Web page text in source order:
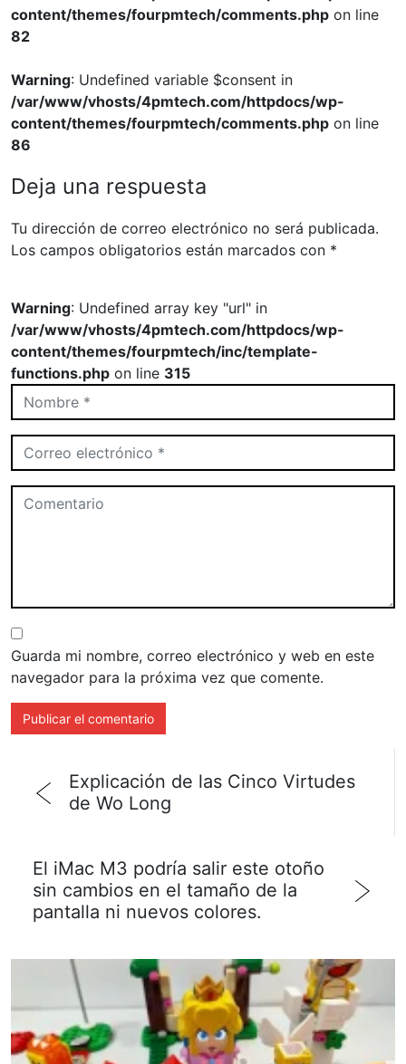
content/themes/fourpmtech/comments.php on line
82
Warning: Undefined variable $consent in
/var/www/vhosts/4pmtech.com/httpdocs/wp-
content/themes/fourpmtech/comments.php on line
86
Deja una respuesta
Tu dirección de correo electrónico no será publicada.
Los campos obligatorios están marcados con *
Warning: Undefined array key "url" in
/var/www/vhosts/4pmtech.com/httpdocs/wp-
content/themes/fourpmtech/inc/template-
functions.php on line 315
Guarda mi nombre, correo electrónico y web en este
navegador para la próxima vez que comente.
Explicación de las Cinco Virtudes
de Wo Long
El iMac M3 podría salir este otoño
sin cambios en el tamaño de la
pantalla ni nuevos colores.